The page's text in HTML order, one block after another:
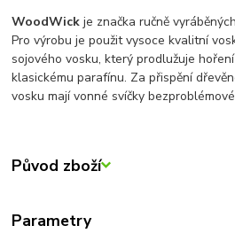
WoodWickje značka ručně
Pro výrobu je použit vysoce kvalitní
sojového vosku, který prodlužuje
klasickému parafínu. Za přispění
vosku mají vonné svíčky
Původ zboží
Parametry